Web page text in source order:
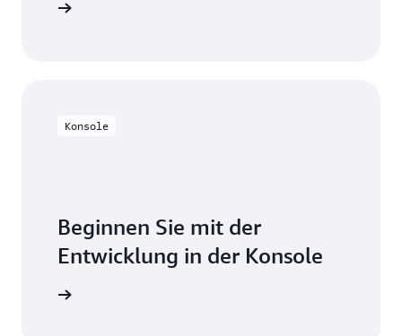
Konsole
Beginnen Sie mit der
Entwicklung in der Konsole